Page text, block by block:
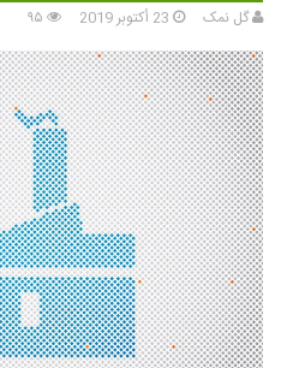
گل نمک